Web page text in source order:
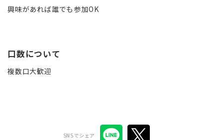
興味があれば誰でも参加OK
口数について
複数口大歓迎
SNSでシェア